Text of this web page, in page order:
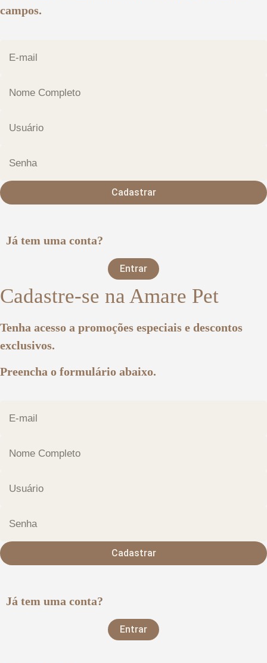
campos.
Cadastrar
Já tem uma conta?
Entrar
Cadastre-se na Amare Pet
Tenha acesso a promoções especiais e descontos
exclusivos.
Preencha o formulário abaixo.
Cadastrar
Já tem uma conta?
Entrar